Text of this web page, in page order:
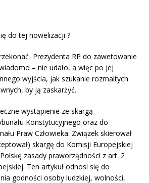
do tej nowelizacji ?
Prezydenta RP do zawetowanie
– nie udało, a więc po jej
wyjścia, jak szukanie rozmaitych
by ją zaskarżyć.
wystąpienie ze skargą
Konstytucyjnego oraz do
Praw Człowieka. Związek skierował
skargę do Komisji Europejskiej
zasady praworządności z art. 2
Ten artykuł odnosi się do
godności osoby ludzkiej, wolności,